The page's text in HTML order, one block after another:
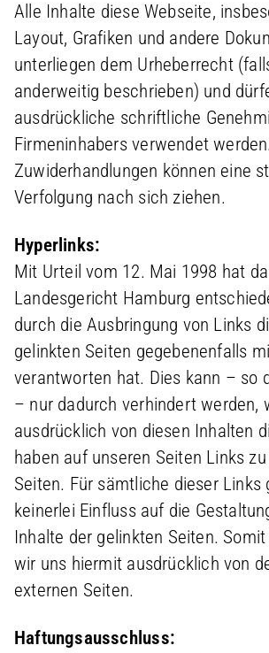
Alle Inhalte diese Webseite,
Layout, Grafiken und andere
unterliegen dem Urheberrecht
anderweitig beschrieben) und
ausdrückliche schriftliche
Firmeninhabers verwendet
Zuwiderhandlungen können eine
Verfolgung nach sich ziehen.
Hyperlinks:
Mit Urteil vom 12. Mai 1998 hat
Landesgericht Hamburg
durch die Ausbringung von Links
gelinkten Seiten gegebenenfalls
verantworten hat. Dies kann – so
– nur dadurch verhindert werden,
ausdrücklich von diesen Inhalten
haben auf unseren Seiten Links
Seiten. Für sämtliche dieser Links
keinerlei Einfluss auf die
Inhalte der gelinkten Seiten.
wir uns hiermit ausdrücklich von
externen Seiten.
Haftungsausschluss: